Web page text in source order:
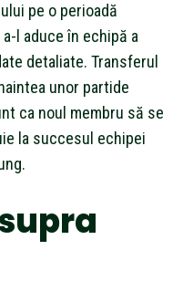
pe o perioadă
l aduce în echipă a
detaliate. Transferul
unor partide
ca noul membru să se
la succesul echipei